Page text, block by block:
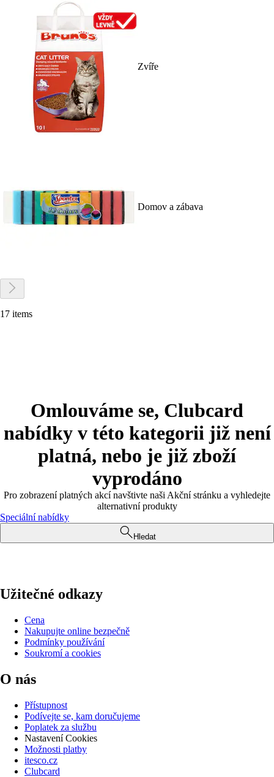
Zvíře
Domov a zábava
17 items
Omlouváme se, Clubcard
nabídky v této kategorii již není
platná, nebo je již zboží
vyprodáno
Pro zobrazení platných akcí navštivte naši Akční stránku a vyhledejte
alternativní produkty
Speciální nabídky
Hledat
Užitečné odkazy
Cena
Nakupujte online bezpečně
Podmínky používání
Soukromí a cookies
O nás
Přístupnost
Podívejte se, kam doručujeme
Poplatek za službu
Nastavení Cookies
Možnosti platby
itesco.cz
Clubcard